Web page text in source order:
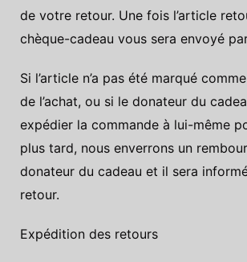
de votre retour. Une fois l’article
chèque-cadeau vous sera envoyé
Si l’article n’a pas été marqué
de l’achat, ou si le donateur du
expédier la commande à lui-même
plus tard, nous enverrons un
donateur du cadeau et il sera
retour.
Expédition des retours